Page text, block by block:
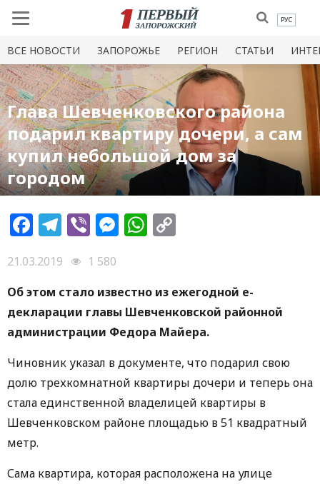
РУС
ВСЕ НОВОСТИ ЗАПОРОЖЬЕ РЕГИОН СТАТЬИ
Глава Шевченковского района
подарил квартиру дочери, а сам
купил небольшой дом за
городом
Facebook
Telegram
ViberMessenger
WhatsApp
21.03.2019
1 580
Об этом стало известно из ежегодной е-
декларации главы Шевченковской районной
администрации Федора Майера.
Чиновник указал в документе, что подарил свою
долю трехкомнатной квартиры дочери и теперь она
стала единственной владелицей квартиры в
Шевченковском районе площадью в 51 квадратный
метр.
Сама квартира, которая расположена на улице